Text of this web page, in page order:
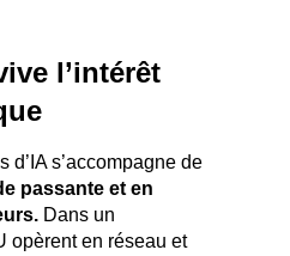
l’intérêt
d’IA s’accompagne de
passante et en
Dans un
opèrent en réseau et